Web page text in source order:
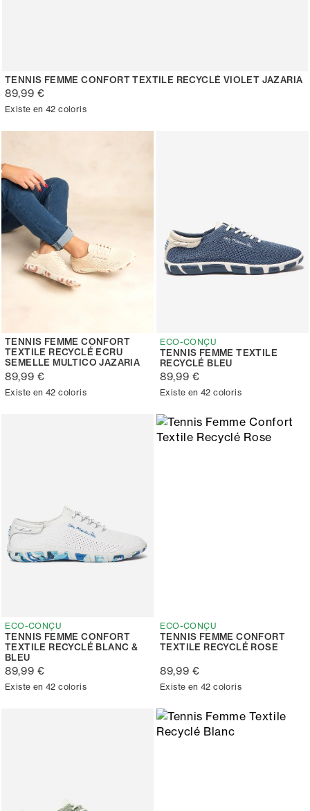
TENNIS FEMME CONFORT TEXTILE RECYCLÉ VIOLET JAZARIA
89,99 €
Existe en 42 coloris
TENNIS FEMME CONFORT
TEXTILE RECYCLÉ ECRU
SEMELLE MULTICO JAZARIA
89,99 €
Existe en 42 coloris
ECO-CONÇU
TENNIS FEMME TEXTILE
RECYCLÉ BLEU
89,99 €
Existe en 42 coloris
ECO-CONÇU
TENNIS FEMME CONFORT
TEXTILE RECYCLÉ BLANC &
BLEU
89,99 €
Existe en 42 coloris
ECO-CONÇU
TENNIS FEMME CONFORT
TEXTILE RECYCLÉ ROSE
89,99 €
Existe en 42 coloris